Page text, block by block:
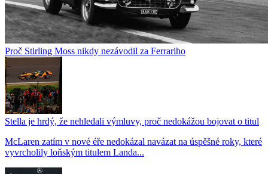
Proč Stirling Moss nikdy nezávodil za Ferrariho
Stella je hrdý, že nehledali výmluvy, proč nedokážou bojovat o titul
McLaren zatím v nové éře nedokázal navázat na úspěšné roky, které
vyvrcholily loňským titulem Landa...